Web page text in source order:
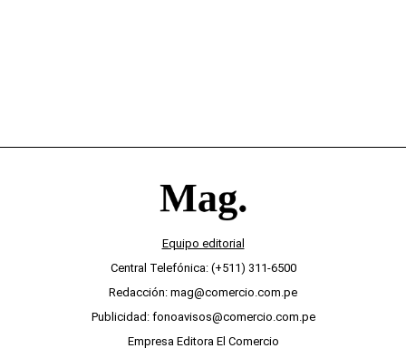
Equipo editorial
Central Telefónica: (+511) 311-6500
Redacción: mag@comercio.com.pe
Publicidad: fonoavisos@comercio.com.pe
Empresa Editora El Comercio